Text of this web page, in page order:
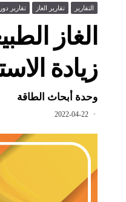
التقارير تقارير الغاز تقارير
الغاز
زيادة
وحدة أبحاث الطاقة
2022-04-22